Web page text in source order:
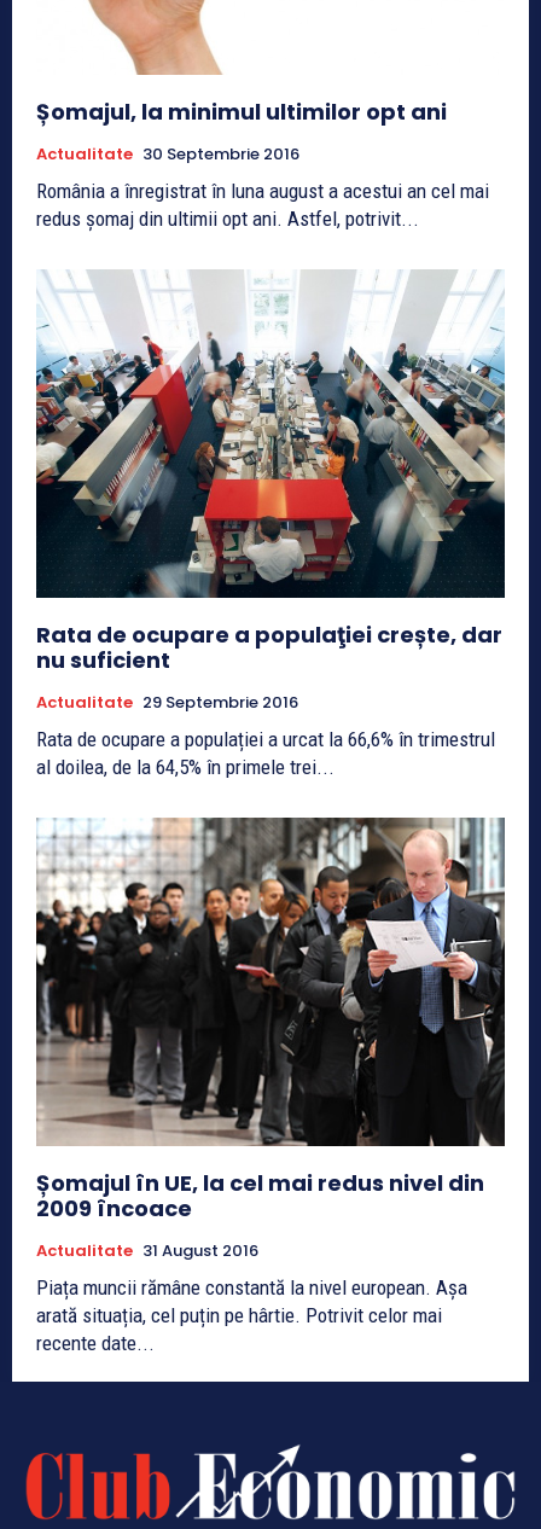
Șomajul, la minimul ultimilor opt ani
Actualitate 30 Septembrie 2016
România a înregistrat în luna august a acestui an cel mai
redus șomaj din ultimii opt ani. Astfel, potrivit...
Rata de ocupare a populaţiei crește, dar
nu suficient
Actualitate 29 Septembrie 2016
Rata de ocupare a populației a urcat la 66,6% în trimestrul
al doilea, de la 64,5% în primele trei...
Șomajul în UE, la cel mai redus nivel din
2009 încoace
Actualitate 31 August 2016
Piața muncii rămâne constantă la nivel european. Așa
arată situația, cel puțin pe hârtie. Potrivit celor mai
recente date...